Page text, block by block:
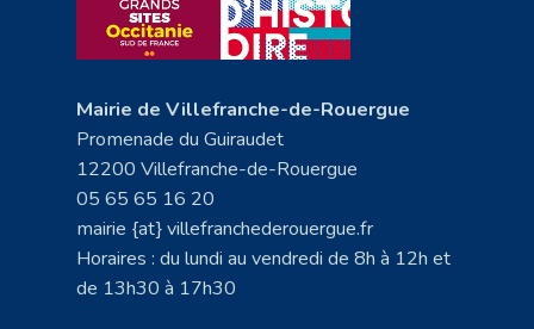
Mairie de Villefranche-de-Rouergue
Promenade du Guiraudet
12200 Villefranche-de-Rouergue
05 65 65 16 20
mairie {at} villefranchederouergue.fr
Horaires : du lundi au vendredi de 8h à 12h et
de 13h30 à 17h30